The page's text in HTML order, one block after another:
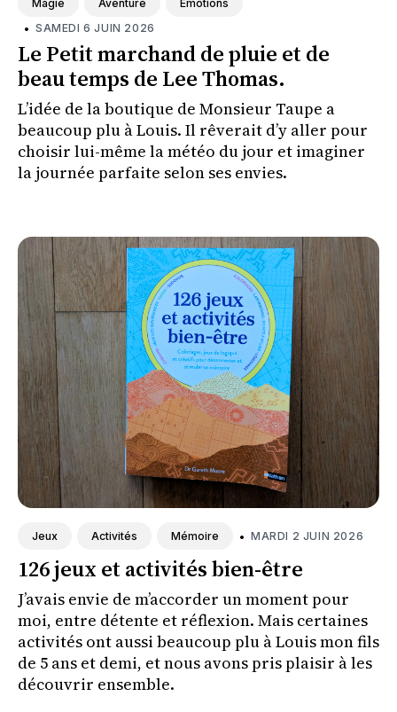
Magie Aventure Emotions
• SAMEDI 6 JUIN 2026
Le Petit marchand de pluie et de
beau temps de Lee Thomas.
L’idée de la boutique de Monsieur Taupe a
beaucoup plu à Louis. Il rêverait d’y aller pour
choisir lui-même la météo du jour et imaginer
la journée parfaite selon ses envies.
Jeux Activités Mémoire • MARDI 2 JUIN 2026
126 jeux et activités bien-être
J’avais envie de m’accorder un moment pour
moi, entre détente et réflexion. Mais certaines
activités ont aussi beaucoup plu à Louis mon fils
de 5 ans et demi, et nous avons pris plaisir à les
découvrir ensemble.